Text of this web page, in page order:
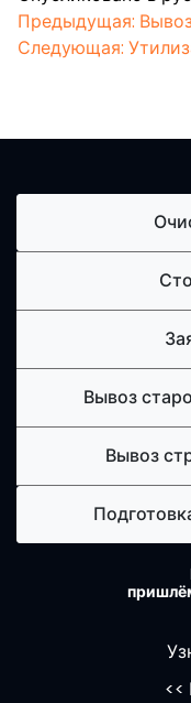
Вывоз
Вывоз
<<
Навигация
по
Предыдущая:
Следующая: